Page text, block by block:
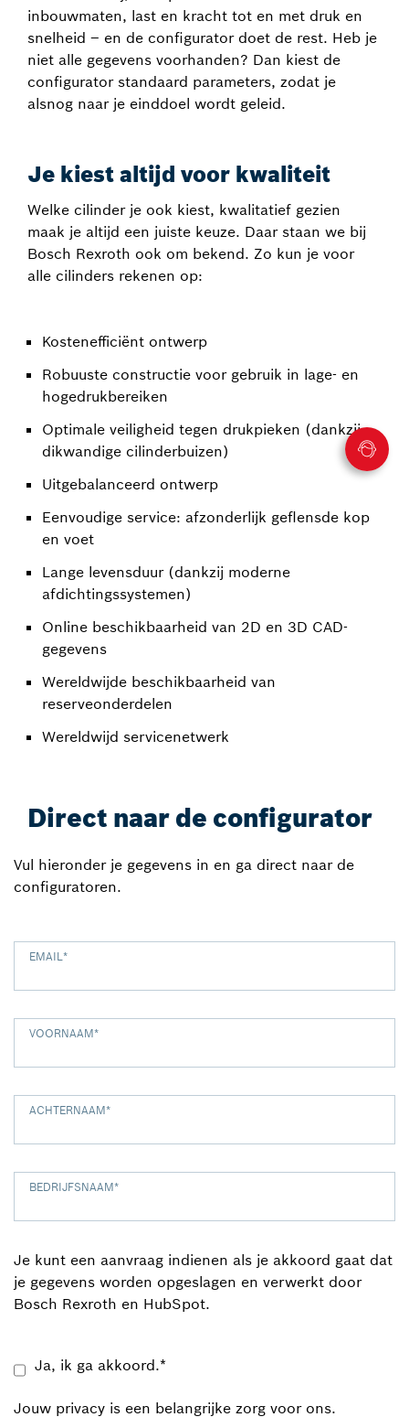
inbouwmaten, last en kracht tot en met druk en
snelheid – en de configurator doet de rest. Heb je
niet alle gegevens voorhanden? Dan kiest de
configurator standaard parameters, zodat je
alsnog naar je einddoel wordt geleid.
Je kiest altijd voor kwaliteit
Welke cilinder je ook kiest, kwalitatief gezien
maak je altijd een juiste keuze. Daar staan we bij
Bosch Rexroth ook om bekend. Zo kun je voor
alle cilinders rekenen op:
Kostenefficiënt ontwerp
Robuuste constructie voor gebruik in lage- en
hogedrukbereiken
Optimale veiligheid tegen drukpieken (dankzij
dikwandige cilinderbuizen)
Uitgebalanceerd ontwerp
Eenvoudige service: afzonderlijk geflensde kop
en voet
Lange levensduur (dankzij moderne
afdichtingssystemen)
Online beschikbaarheid van 2D en 3D CAD-
gegevens
Wereldwijde beschikbaarheid van
reserveonderdelen
Wereldwijd servicenetwerk
Direct naar de configurator
Vul hieronder je gegevens in en ga direct naar de
configuratoren.
EMAIL*
VOORNAAM*
ACHTERNAAM*
BEDRIJFSNAAM*
Je kunt een aanvraag indienen als je akkoord gaat dat
je gegevens worden opgeslagen en verwerkt door
Bosch Rexroth en HubSpot.
Ja, ik ga akkoord.*
Jouw privacy is een belangrijke zorg voor ons.